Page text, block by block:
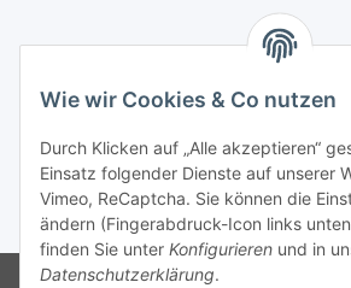
Wie wir Cookies & Co nutzen
Durch Klicken auf „Alle akzeptieren“
Einsatz folgender Dienste auf unserer
Vimeo, ReCaptcha. Sie können die
ändern (Fingerabdruck-Icon links
finden Sie unter Konfigurieren und in
Datenschutzerklärung.
* Alle Preise inkl. gesetzlicher USt., zzgl.Versand
© www.retrospiel.com / Gladbacher Str. 33 /